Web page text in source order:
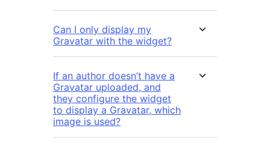
Can I only display my
Gravatar with the widget?
If an author doesn’t have a
Gravatar uploaded, and
they configure the widget
to display a Gravatar, which
image is used?